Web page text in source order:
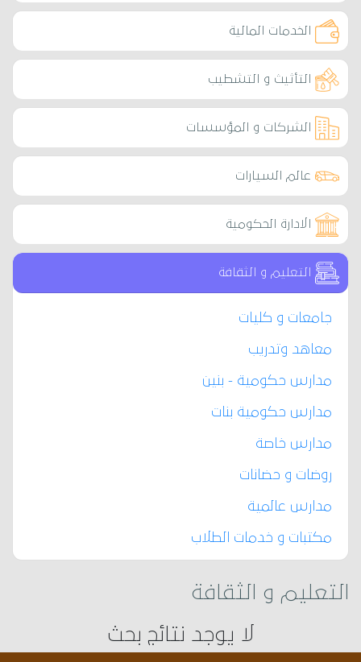
الخدمات المالية
التأثيث و التشطيب
الشركات و المؤسسات
عالم السيارات
الادارة الحكومية
التعليم و الثقافة
جامعات و كليات
معاهد وتدريب
مدارس حكومية - بنين
مدارس حكومية بنات
مدارس خاصة
روضات و حضانات
مدارس عالمية
مكتبات و خدمات الطلاب
التعليم و الثقافة
لا يوجد نتائج بحث